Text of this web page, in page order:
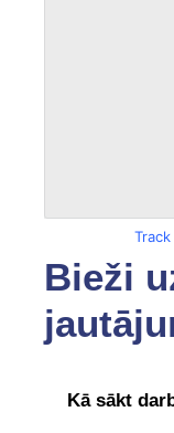
Bieži
Kā sākt